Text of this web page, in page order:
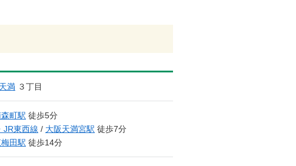
満 ３丁目
町駅 徒歩5分
JR東西線 / 大阪天満宮駅 徒歩7分
田駅 徒歩14分